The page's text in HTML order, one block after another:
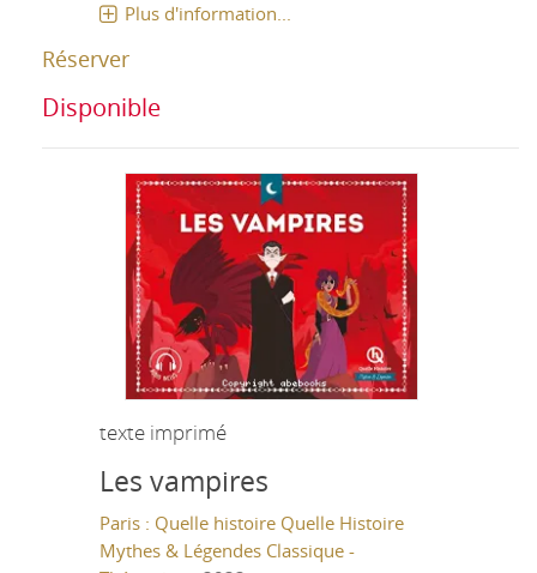
Plus d'information...
Réserver
Disponible
texte imprimé
Les vampires
Paris : Quelle histoire Quelle Histoire
Mythes & Légendes Classique -